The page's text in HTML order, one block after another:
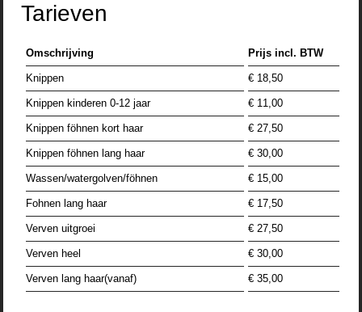
Tarieven
Omschrijving Prijs incl. BTW
Knippen € 18,50
Knippen kinderen 0-12 jaar € 11,00
Knippen föhnen kort haar € 27,50
Knippen föhnen lang haar € 30,00
Wassen/watergolven/föhnen € 15,00
Fohnen lang haar € 17,50
Verven uitgroei € 27,50
Verven heel € 30,00
Verven lang haar(vanaf) € 35,00